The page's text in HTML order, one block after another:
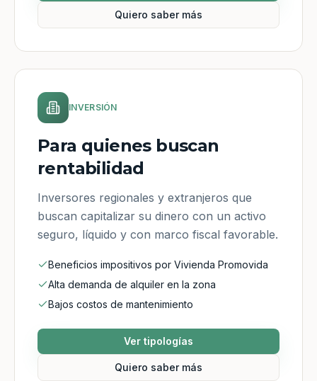
Quiero saber más
INVERSIÓN
Para quienes buscan
rentabilidad
Inversores regionales y extranjeros que
buscan capitalizar su dinero con un activo
seguro, líquido y con marco fiscal favorable.
Beneficios impositivos por Vivienda Promovida
Alta demanda de alquiler en la zona
Bajos costos de mantenimiento
Ver tipologías
Quiero saber más